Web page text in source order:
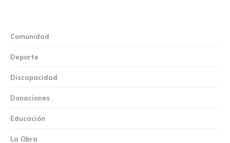
Comunidad
Deporte
Discapacidad
Donaciones
Educación
La Obra